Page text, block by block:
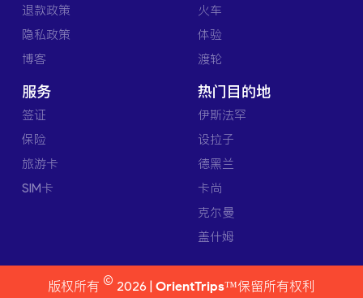
退款政策
隐私政策
博客
火车
体验
渡轮
服务
签证
保险
旅游卡
SIM卡
热门目的地
伊斯法罕
设拉子
德黑兰
卡尚
克尔曼
盖什姆
版权所有 © 2026 | OrientTrips™保留所有权利